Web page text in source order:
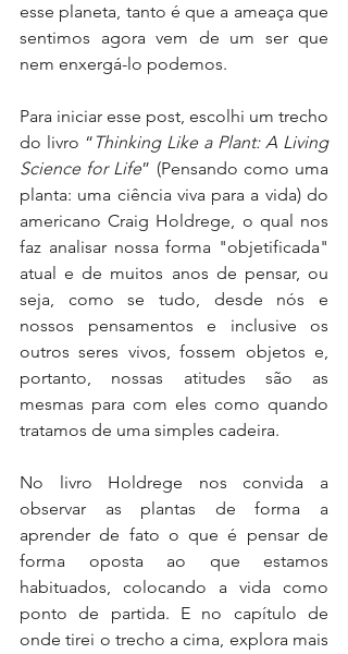
esse planeta, tanto é que a ameaça que
sentimos agora vem de um ser que
nem enxergá-lo podemos.
Para iniciar esse post, escolhi um trecho
do livro “ Thinking Like a Plant: A Living
Science for Life” (Pensando como uma
planta: uma ciência viva para a vida) do
americano Craig Holdrege, o qual nos
faz analisar nossa forma "objetificada"
atual e de muitos anos de pensar, ou
seja, como se tudo, desde nós e
nossos pensamentos e inclusive os
outros seres vivos, fossem objetos e,
portanto, nossas atitudes são as
mesmas para com eles como quando
tratamos de uma simples cadeira.
No livro Holdrege nos convida a
observar as plantas de forma a
aprender de fato o que é pensar de
forma oposta ao que estamos
habituados, colocando a vida como
ponto de partida. E no capítulo de
onde tirei o trecho a cima, explora mais